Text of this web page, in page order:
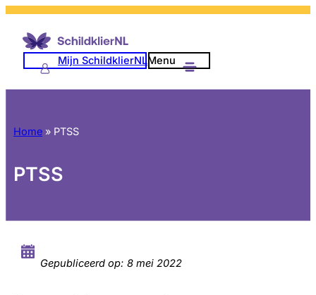
Mijn SchildklierNLMenu
Home » PTSS
PTSS
Gepubliceerd op: 8 mei 2022